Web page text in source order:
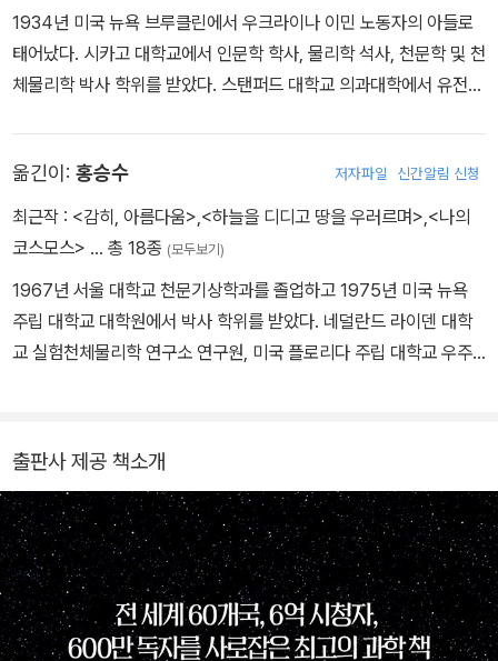
1934년 미국 뉴욕 브루클린에서 우크라이나 이민 노동자의 아들로
태어났다. 시카고 대학교에서 인문학 학사, 물리학 석사, 천문학 및 천
체물리학 박사 학위를 받았다. 스탠퍼드 대학교 의과대학에서 유전학
아 공과대학의 특별 초빙 연구원, 세계 최대 우주 동호 단체인 행성협
회의 공동 설립자 겸 회장 등을 역임했다. 또한 미국 항공우주국(NA
SA)의 자문 위원으로 매리너, 보이저, 바이킹, 갈릴레오 호 등의 무인
저술과 방송을 통해 세계적인 지성으로 주목받았다. 행성 탐사의 난
제들을 해결한 공로와 핵전쟁의 영향에 대한 연구와 핵무기 감축에
기여한 공로를 인정받아 NASA 훈장, NASA 아폴로 공로상, 미국 우
회의 마수르스키 상 그리고 1994년에는 미국 국립과학원의 최고상
인 공공복지 훈장 등을 받았다. 그 외에도 과학, 문학, 교육, 환경 보호
에 대한 공로로 미국 각지의 대학으로부터 명예 학위를 스물두 차례
받았다. 그의 저서 『코스모스(Cosmos)』는 지금까지 영어로 출판된
과학책 중 가장 많이 판매되었고 30여 권의 저서 중 『에덴의 용(The
Dragons of Eden)』(1978년)은 퓰리처상을 수상했다. 외계 생물
과의 교신을 다룬 소설 『콘택트(Contact)』(1985년)는 1997년에
옮긴이: 홍승수 저자파일 신간알림 신청
최근작 : <감히, 아름다움>,<하늘을 디디고 땅을 우러르며>,<나의
코스모스> … 총 18종 (모두보기)
1967년 서울 대학교 천문기상학과를 졸업하고 1975년 미국 뉴욕
주립 대학교 대학원에서 박사 학위를 받았다. 네덜란드 라이덴 대학
교 실험천체물리학 연구소 연구원, 미국 플로리다 주립 대학교 우주
『우주 개발의 오늘과 내일』, 『21세기와 자연 과학』, 『수치 천체 물리
학 I』, 『은하계의 형성과 화학적 진화』, 『성간매질에서의 물리 현상』,
『나의 코스모스』 등이 있고, 옮긴 책으로는 과학기술부 장관상을 수
상한 『대폭발 우주의 시작과 진화』, 『우주로의 여행』, 『천문학 및 천
체물리학 서론』, 『날마다 천체 물리』 등이 있다.
출판사 제공 책소개